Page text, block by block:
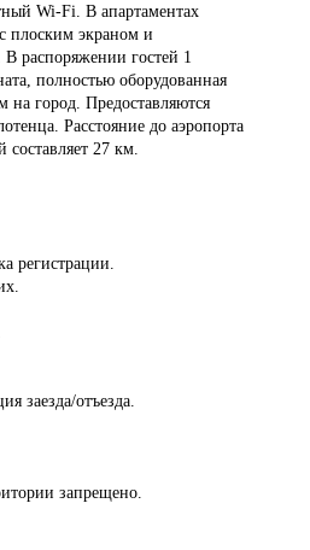
Wi-Fi. В апартаментах
плоским экраном и
распоряжении гостей 1
полностью оборудованная
на город. Предоставляются
Расстояние до аэропорта
27 км.
регистрации.
заезда/отъезда.
запрещено.